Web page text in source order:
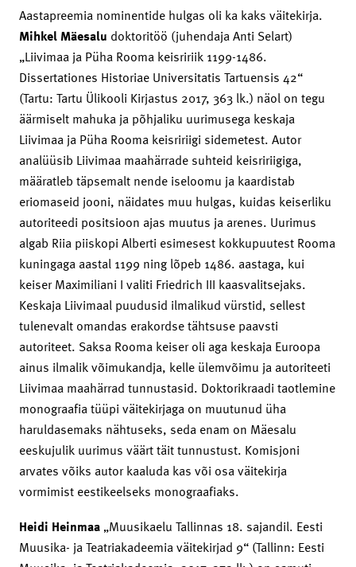
Aastapreemia nominentide hulgas oli ka kaks väitekirja.
Mihkel Mäesalu doktoritöö (juhendaja Anti Selart)
„Liivimaa ja Püha Rooma keisririik 1199-1486.
Dissertationes Historiae Universitatis Tartuensis 42“
(Tartu: Tartu Ülikooli Kirjastus 2017, 363 lk.) näol on tegu
äärmiselt mahuka ja põhjaliku uurimusega keskaja
Liivimaa ja Püha Rooma keisririigi sidemetest. Autor
analüüsib Liivimaa maahärrade suhteid keisririigiga,
määratleb täpsemalt nende iseloomu ja kaardistab
eriomaseid jooni, näidates muu hulgas, kuidas keiserliku
autoriteedi positsioon ajas muutus ja arenes. Uurimus
algab Riia piiskopi Alberti esimesest kokkupuutest Rooma
kuningaga aastal 1199 ning lõpeb 1486. aastaga, kui
keiser Maximiliani I valiti Friedrich III kaasvalitsejaks.
Keskaja Liivimaal puudusid ilmalikud vürstid, sellest
tulenevalt omandas erakordse tähtsuse paavsti
autoriteet. Saksa Rooma keiser oli aga keskaja Euroopa
ainus ilmalik võimukandja, kelle ülemvõimu ja autoriteeti
Liivimaa maahärrad tunnustasid. Doktorikraadi taotlemine
monograafia tüüpi väitekirjaga on muutunud üha
haruldasemaks nähtuseks, seda enam on Mäesalu
eeskujulik uurimus väärt täit tunnustust. Komisjoni
arvates võiks autor kaaluda kas või osa väitekirja
vormimist eestikeelseks monograafiaks.
Heidi Heinmaa „Muusikaelu Tallinnas 18. sajandil. Eesti
Muusika- ja Teatriakadeemia väitekirjad 9“ (Tallinn: Eesti